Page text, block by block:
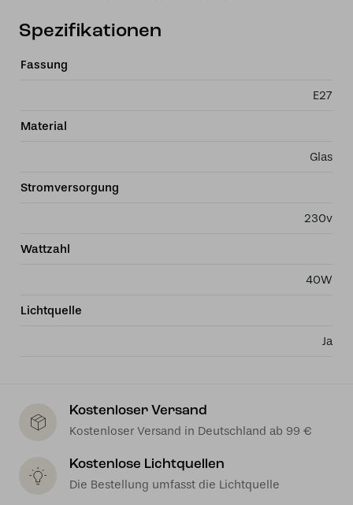
Spezifikationen
Fassung
E27
Material
Glas
Stromversorgung
230v
Wattzahl
40W
Lichtquelle
Ja
Kostenloser Versand
Kostenloser Versand in Deutschland ab 99 €
Kostenlose Lichtquellen
Die Bestellung umfasst die Lichtquelle